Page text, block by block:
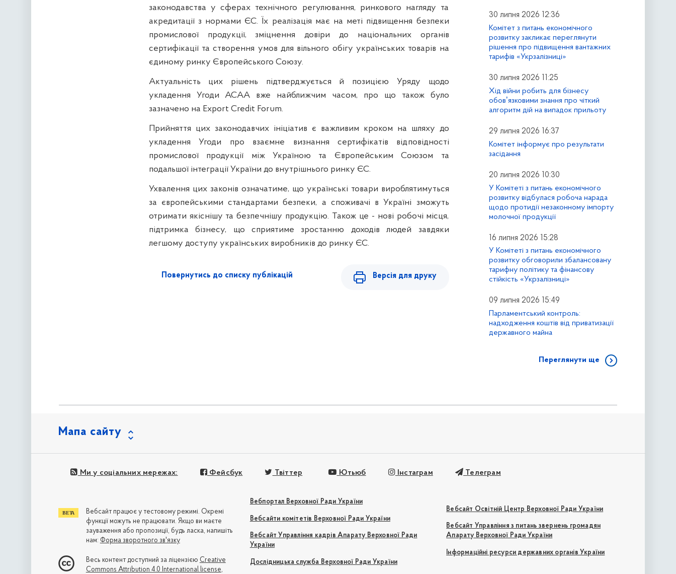
законодавства у сферах технічного регулювання, ринкового нагляду та
акредитації з нормами ЄС. Їх реалізація має на меті підвищення безпеки
промислової продукції, зміцнення довіри до національних органів
сертифікації та створення умов для вільного обігу українських товарів на
єдиному ринку Європейського Союзу.
Актуальність цих рішень підтверджується й позицією Уряду щодо
укладення Угоди ACAA вже найближчим часом, про що також було
зазначено на Export Credit Forum.
Прийняття цих законодавчих ініціатив є важливим кроком на шляху до
укладення Угоди про взаємне визнання сертифікатів відповідності
промислової продукції між Україною та Європейським Союзом та
подальшої інтеграції України до внутрішнього ринку ЄС.
Ухвалення цих законів означатиме, що українські товари вироблятимуться
за європейськими стандартами безпеки, а споживачі в Україні зможуть
отримати якіснішу та безпечнішу продукцію. Також це - нові робочі місця,
підтримка бізнесу, що сприятиме зростанню доходів людей завдяки
легшому доступу українських виробників до ринку ЄС.
Повернутись до списку публікацій Версія для друку
30 липня 2026 12:36
Комітет з питань економічного
розвитку закликає переглянути
рішення про підвищення вантажних
тарифів «Укрзалізниці»
30 липня 2026 11:25
Хід війни робить для бізнесу
обовʼязковими знання про чіткий
алгоритм дій на випадок прильоту
29 липня 2026 16:37
Комітет інформує про результати
засідання
20 липня 2026 10:30
У Комітеті з питань економічного
розвитку відбулася робоча нарада
щодо протидії незаконному імпорту
молочної продукції
16 липня 2026 15:28
У Комітеті з питань економічного
розвитку обговорили збалансовану
тарифну політику та фінансову
стійкість «Укрзалізниці»
09 липня 2026 15:49
Парламентський контроль:
надходження коштів від приватизації
державного майна
Переглянути ще
Мапа сайту
Ми у соціальних мережах: Фейсбук Твіттер Ютьюб Інстаграм Телеграм
Вебпортал Верховної Ради України
Вебсайти комітетів Верховної Ради України
Вебсайт Управління кадрів Апарату Верховної Ради
України
Дослідницька служба Верховної Ради України
Вебсайт Освітній Центр Верховної Ради України
Вебсайт Управління з питань звернень громадян
Апарату Верховної Ради України
Інформаційні ресурси державних органів України
Вебсайт працює у тестовому режимі. Окремі
функції можуть не працювати. Якщо ви маєте
зауваження або пропозиції, будь ласка, напишіть
нам: Форма зворотного зв'язку
Весь контент доступний за ліцензією Creative
Commons Attribution 4.0 International license,